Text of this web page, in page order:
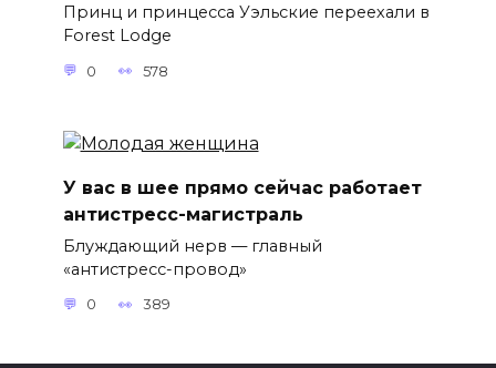
Принц и принцесса Уэльские переехали в
Forest Lodge
0 578
У вас в шее прямо сейчас работает
антистресс-магистраль
Блуждающий нерв — главный
«антистресс-провод»
0 389